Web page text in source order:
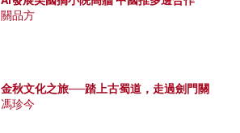
關品方
金秋文化之旅──踏上古蜀道，走過劍門關
馮珍今